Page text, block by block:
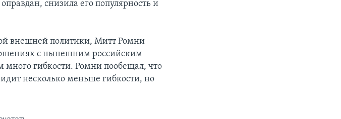
снизила его популярность и
внешней политики, Митт Ромни
с нынешним российским
гибкости. Ромни пообещал, что
несколько меньше гибкости, но